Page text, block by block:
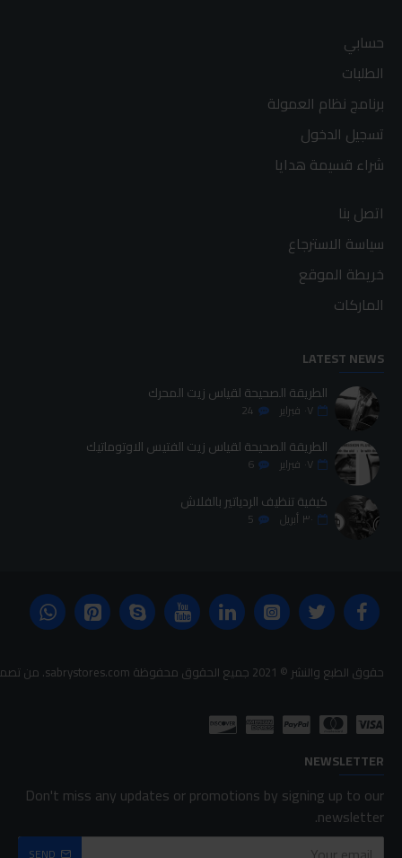
حسابي
الطلبات
برنامج نظام العمولة
تسجيل الدخول
شراء قسيمة هدايا
اتصل بنا
سياسة الاسترجاع
خريطة الموقع
الماركات
LATEST NEWS
الطريقة الصحيحة لقياس زيت المحرك
٠٧ فبراير 24
الطريقة الصحيحة لقياس زيت الفتيس الاوتوماتيك
٠٧ فبراير 6
كيفية تنظيف الردياتير بالفلاش
٣٠ أبريل 5
حقوق الطبع والنشر © 2021 جميع الحقوق محفوظة sabrystores.com. من تصميم-
NEWSLETTER
Don't miss any updates or promotions by signing up to our
newsletter.
SEND